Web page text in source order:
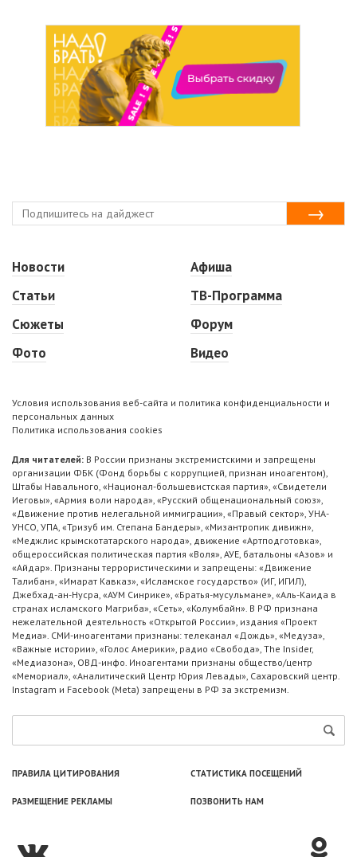
Новости
Статьи
Сюжеты
Фото
Афиша
ТВ-Программа
Форум
Видео
Условия использования веб-сайта и политика конфиденциальности и
персональных данных
Политика использования cookies
Для читателей: В России признаны экстремистскими и запрещены
организации ФБК (Фонд борьбы с коррупцией, признан иноагентом),
Штабы Навального, «Национал-большевистская партия», «Свидетели
Иеговы», «Армия воли народа», «Русский общенациональный союз»,
«Движение против нелегальной иммиграции», «Правый сектор», УНА-
УНСО, УПА, «Тризуб им. Степана Бандеры», «Мизантропик дивижн»,
«Меджлис крымскотатарского народа», движение «Артподготовка»,
общероссийская политическая партия «Воля», АУЕ, батальоны «Азов» и
«Айдар». Признаны террористическими и запрещены: «Движение
Талибан», «Имарат Кавказ», «Исламское государство» (ИГ, ИГИЛ),
Джебхад-ан-Нусра, «АУМ Синрике», «Братья-мусульмане», «Аль-Каида в
странах исламского Магриба», «Сеть», «Колумбайн». В РФ признана
нежелательной деятельность «Открытой России», издания «Проект
Медиа». СМИ-иноагентами признаны: телеканал «Дождь», «Медуза»,
«Важные истории», «Голос Америки», радио «Свобода», The Insider,
«Медиазона», ОВД-инфо. Иноагентами признаны общество/центр
«Мемориал», «Аналитический Центр Юрия Левады», Сахаровский центр.
Instagram и Facebook (Metа) запрещены в РФ за экстремизм.
ПРАВИЛА ЦИТИРОВАНИЯ СТАТИСТИКА ПОСЕЩЕНИЙ
РАЗМЕЩЕНИЕ РЕКЛАМЫ ПОЗВОНИТЬ НАМ